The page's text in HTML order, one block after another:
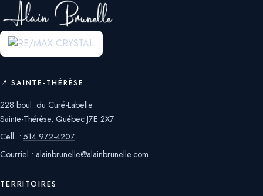
📍 SAINTE-THÉRÈSE
228 boul. du Curé-Labelle
Sainte-Thérèse, Québec J7E 2X7
Cell. : 514 972-4207
Courriel : alainbrunelle@alainbrunelle.com
TERRITOIRES